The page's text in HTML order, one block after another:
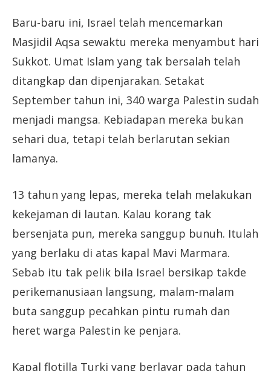
Baru-baru ini, Israel telah mencemarkan
Masjidil Aqsa sewaktu mereka menyambut hari
Sukkot. Umat Islam yang tak bersalah telah
ditangkap dan dipenjarakan. Setakat
September tahun ini, 340 warga Palestin sudah
menjadi mangsa. Kebiadapan mereka bukan
sehari dua, tetapi telah berlarutan sekian
lamanya.
13 tahun yang lepas, mereka telah melakukan
kekejaman di lautan. Kalau korang tak
bersenjata pun, mereka sanggup bunuh. Itulah
yang berlaku di atas kapal Mavi Marmara.
Sebab itu tak pelik bila Israel bersikap takde
perikemanusiaan langsung, malam-malam
buta sanggup pecahkan pintu rumah dan
heret warga Palestin ke penjara.
Kapal flotilla Turki yang berlayar pada tahun